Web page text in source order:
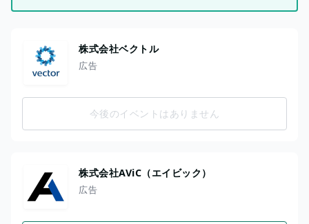
株式会社ベクトル
広告
今後のイベントはありません
株式会社AViC（エイビック）
広告